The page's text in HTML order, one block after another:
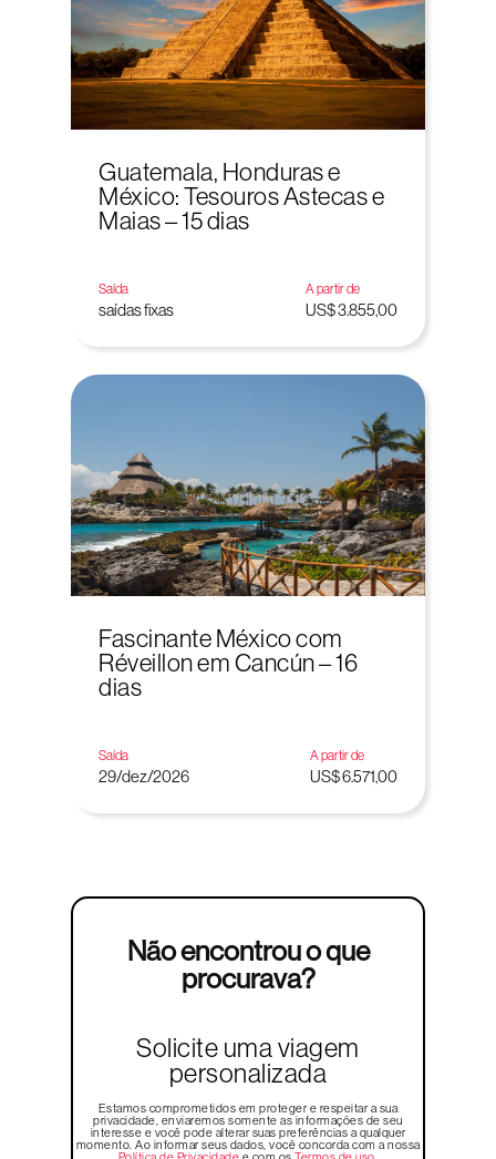
Guatemala, Honduras e
México: Tesouros Astecas e
Maias – 15 dias
Saída
saídas fixas
A partir de
US$ 3.855,00
Fascinante México com
Réveillon em Cancún – 16
dias
Saída
29/dez/2026
A partir de
US$ 6.571,00
Não encontrou o que
procurava?
Solicite uma viagem
personalizada
Estamos comprometidos em proteger e respeitar a sua
privacidade, enviaremos somente as informações de seu
interesse e você pode alterar suas preferências a qualquer
momento. Ao informar seus dados, você concorda com a nossa